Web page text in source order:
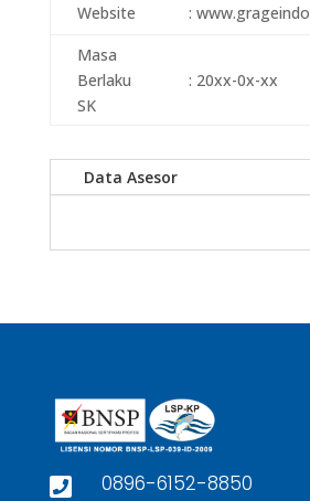
Website
:
Masa
Berlaku
SK
: 20xx-0x-xx
Data Asesor
 0896-6152-8850